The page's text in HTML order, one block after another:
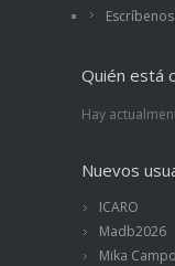
Escríbenos
Quién está
Hay
Nuevos
ICARO
Madb2026
Mika